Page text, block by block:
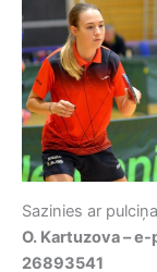
Sazinies ar
O. Kartuzova –
26893541